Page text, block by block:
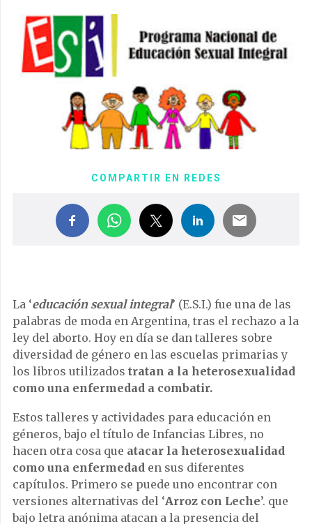
COMPARTIR EN REDES
La ‘educación sexual integral’ (E.S.I.) fue una de las
palabras de moda en Argentina, tras el rechazo a la
ley del aborto. Hoy en día se dan talleres sobre
diversidad de género en las escuelas primarias y
los libros utilizados tratan a la heterosexualidad
como una enfermedad a combatir.
Estos talleres y actividades para educación en
géneros, bajo el título de Infancias Libres, no
hacen otra cosa que atacar la heterosexualidad
como una enfermedad en sus diferentes
capítulos. Primero se puede uno encontrar con
versiones alternativas del ‘Arroz con Leche’. que
bajo letra anónima atacan a la presencia del